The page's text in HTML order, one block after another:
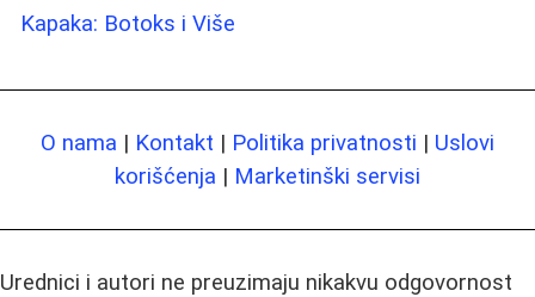
Kapaka: Botoks i Više
O nama | Kontakt | Politika privatnosti | Uslovi
korišćenja | Marketinški servisi
Urednici i autori ne preuzimaju nikakvu odgovornost